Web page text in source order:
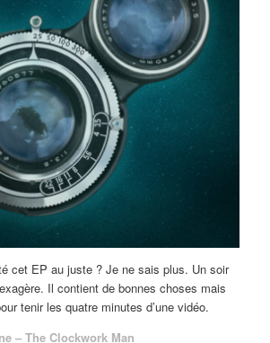
cet EP au juste ? Je ne sais plus. Un soir
Il contient de bonnes choses mais
tenir les quatre minutes d’une vidéo.
– The Clockwork Man